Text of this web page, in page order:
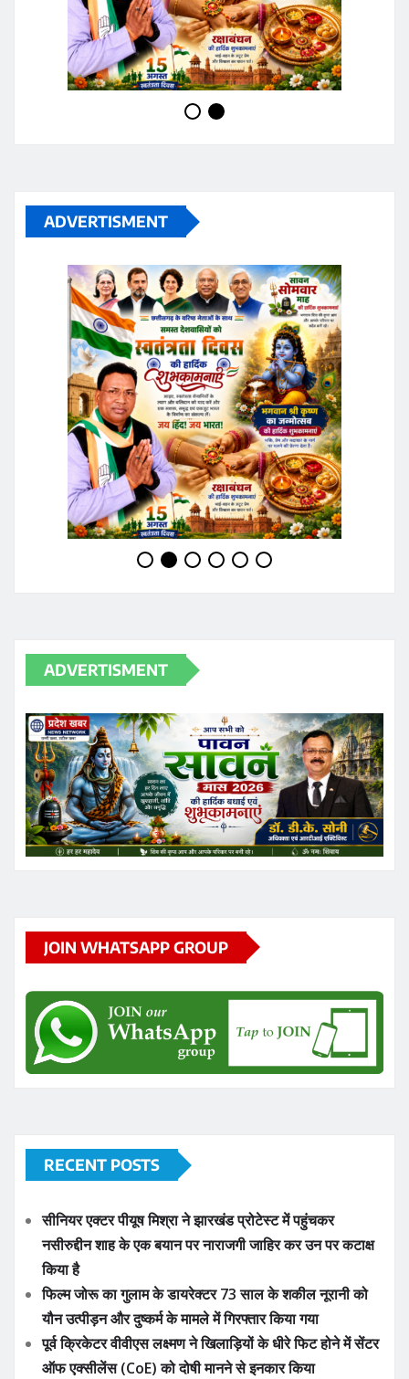
ADVERTISMENT
ADVERTISMENT
JOIN WHATSAPP GROUP
RECENT POSTS
सीनियर एक्टर पीयूष मिश्रा ने झारखंड प्रोटेस्ट में पहुंचकर
फिल्म जोरू का गुलाम के डायरेक्टर 73 साल के शकील नूरानी को
यौन उत्पीड़न और दुष्कर्म के मामले में गिरफ्तार किया गया
ऑफ एक्सीलेंस (CoE) को दोषी मानने से इनकार किया
बैटर सरफराज खान को दो साल बाद टीम इंडिया में जगह मिली
पंजाब पुलिस में सीधे सब-इंस्पेक्टर (SI) बनने की तैयारी कर बैठे युवा
अब सीधे SI नहीं बन पाएंगे